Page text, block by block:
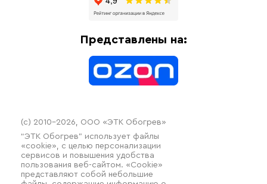
Отопительное оборудование
Представлены на:
(c) 2010–2026, ООО «ЭТК Обогрев»
“ЭТК Обогрев” использует файлы
«cookie», с целью персонализации
сервисов и повышения удобства
пользования веб-сайтом. «Cookie»
представляют собой небольшие